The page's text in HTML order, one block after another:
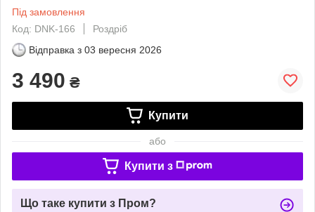
Під замовлення
Код: DNK-166
Роздріб
Відправка з 03 вересня 2026
3 490 ₴
Купити
або
Купити з
Що таке купити з Пром?